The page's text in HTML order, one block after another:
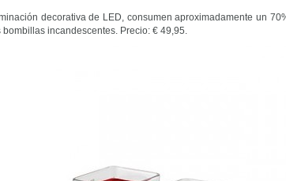
decorativa de LED, consumen aproximadamente un
bombillas incandescentes. Precio: € 49,95.